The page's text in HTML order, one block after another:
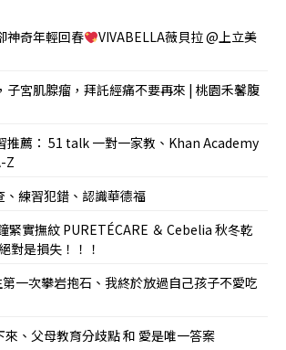
神奇年輕回春
VIVABELLA薇貝拉 @上立美
子宮肌腺瘤，拜託經痛不要再來 | 桃園禾馨腹
推薦： 51 talk 一對一家教、Khan Academy
Z
練習犯錯、認識華德福
緊實撫紋 PURETÉCARE ＆ Cebelia 秋冬乾
對是損失！！！
一次攀岩抱石、我終於放過自己孩子不愛吃
、父母教育分歧點 和 愛是唯一答案